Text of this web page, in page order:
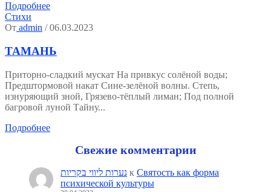
Подробнее
Стихи
От admin / 06.03.2023
ТАМАНЬ
Приторно-сладкий мускат На привкус солёной воды;
Предштормовой накат Сине-зелёной волны. Степь,
изнуряющий зной, Грязево-тёплый лиман; Под полной
багровой луной Тайну...
Подробнее
Свежие комментарии
נערות ליווי בקריות к Святость как форма
психической культуры